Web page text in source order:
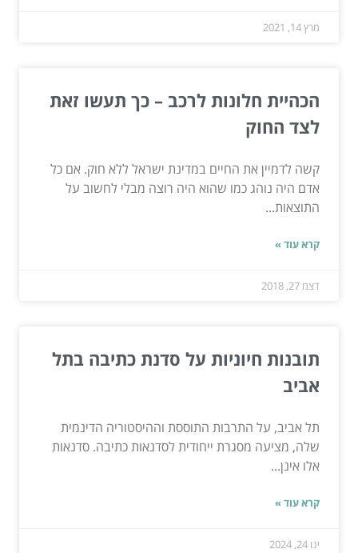
מרץ 14, 2021
הכהיית חלונות לרכב – כך תעשו זאת
לצד החוק
קשה לדמיין את החיים במדינת ישראל ללא חוק. אם כל
אדם היה נוהג כמו שהוא היה רוצה מבלי לחשוב על
התוצאות...
קרא עוד »
דצמ 27, 2018
תובנות חיוניות על סדנת כתיבה בתל
אביב
תל אביב, על התרבות התוססת וההיסטוריה הדינמית
שלה, מציעה מסגרת ייחודית לסדנאות כתיבה. סדנאות
אלו אינן...
קרא עוד »
ינו 24, 2024